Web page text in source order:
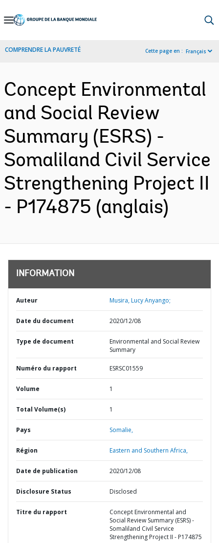
Skip
Navigation
COMPRENDRE LA PAUVRETÉ Cette page en : Français
Concept Environmental
and Social Review
Summary (ESRS) -
Somaliland Civil Service
Strengthening Project II
- P174875 (anglais)
INFORMATION
Auteur Musira, Lucy Anyango;
Date du document 2020/12/08
Type de document
Environmental and Social Review
Summary
Numéro du rapport ESRSC01559
Volume 1
Total Volume(s) 1
Pays Somalie,
Région Eastern and Southern Africa,
Date de publication 2020/12/08
Disclosure Status Disclosed
Titre du rapport
Concept Environmental and
Social Review Summary (ESRS) -
Somaliland Civil Service
Strengthening Project II - P174875